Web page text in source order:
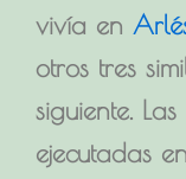
vivía en
otros tres
siguiente.
ejecutadas